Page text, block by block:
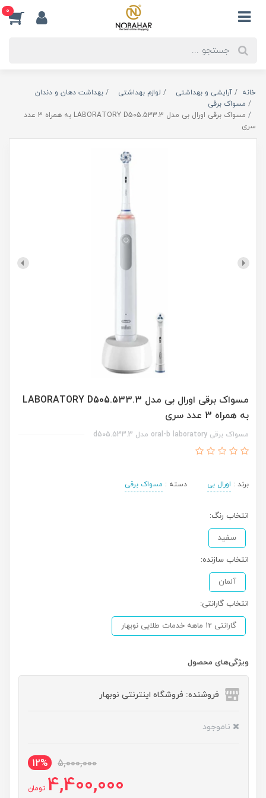
0
خانه آرایشی و بهداشتی لوازم بهداشتی
بهداشت دهان و دندان
مسواک برقی
مسواک برقی اورال بی مدل LABORATORY D505.533.3 به همراه 3 عدد
سری
مسواک برقی اورال بی مدل LABORATORY D505.533.3
به همراه 3 عدد سری
مسواک برقی oral-b laboratory مدل d505.533.3
برند : اورال بی دسته : مسواک برقی
انتخاب رنگ:
سفید
انتخاب سازنده:
آلمان
انتخاب گارانتی:
گارانتی 12 ماهه خدمات طلایی نوبهار
ویژگی‌های محصول
فروشنده: فروشگاه اینترنتی نوبهار
ناموجود
5,000,000
12%
4,400,000 تومان